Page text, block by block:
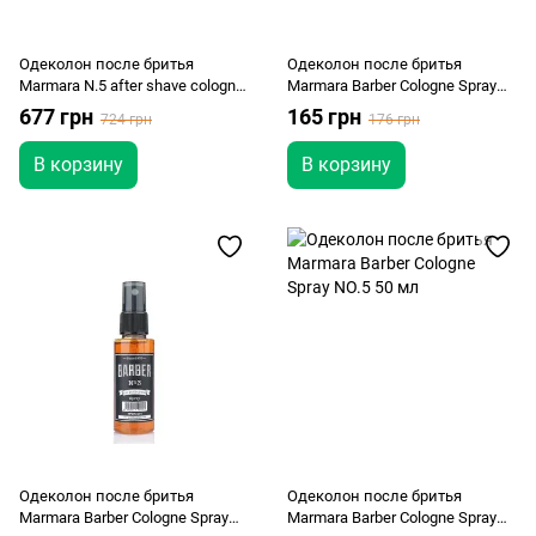
Одеколон после бритья
Marmara N.5 after shave cologne
500 мл
677 грн 724 грн
В корзину
Одеколон после бритья
Marmara Barber Cologne Spray
NO.2 50 мл
165 грн 176 грн
В корзину
Одеколон после бритья
Marmara Barber Cologne Spray
Одеколон после бритья
Marmara Barber Cologne Spray